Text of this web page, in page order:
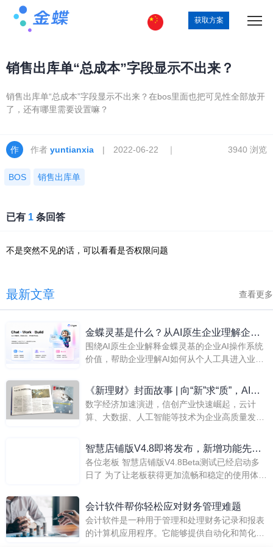
获取方案
销售出库单“总成本”字段显示不出来？
销售出库单“总成本”字段显示不出来？在bos里面也把可见性全部放开
了，还有哪里需要设置嘛？
作者 yuntianxia | 2022-06-22 ｜
BOS 销售出库单
3940 浏览
已有 1 条回答
不是突然不见的话，可以看看是否权限问题
最新文章 查看更多
金蝶灵基是什么？从AI原生企业理解企业
AI操作系统
围绕AI原生企业解释金蝶灵基的企业AI操作系统
价值，帮助企业理解AI如何从个人工具进入业务
《新理财》封面故事 | 向“新”求“质”，AI助
力重塑企业财务管理
数字经济加速演进，信创产业快速崛起，云计
算、大数据、人工智能等技术为企业高质量发展
智慧店铺版V4.8即将发布，新增功能先睹
为快！
各位老板 智慧店铺版V4.8Beta测试已经启动多
日了 为了让老板获得更加流畅和稳定的使用体验
会计软件帮你轻松应对财务管理难题
会计软件是一种用于管理和处理财务记录和报表
的计算机应用程序。它能够提供自动化和简化的